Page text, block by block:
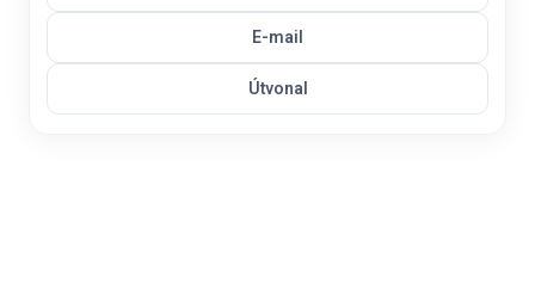
E-mail
Útvonal